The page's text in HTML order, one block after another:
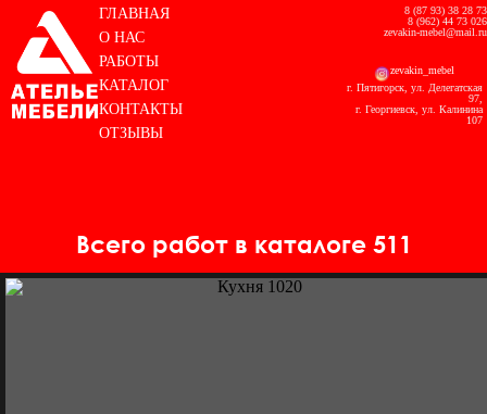
ГЛАВНАЯ
О НАС
РАБОТЫ
КАТАЛОГ
КОНТАКТЫ
ОТЗЫВЫ
8 (87 93) 38 28 73
8 (962) 44 73 026
zevakin-mebel@mail.ru
zevakin_mebel
г. Пятигорск, ул. Делегатская
97,
г. Георгиевск, ул. Калинина
107
Всего работ в каталоге 511